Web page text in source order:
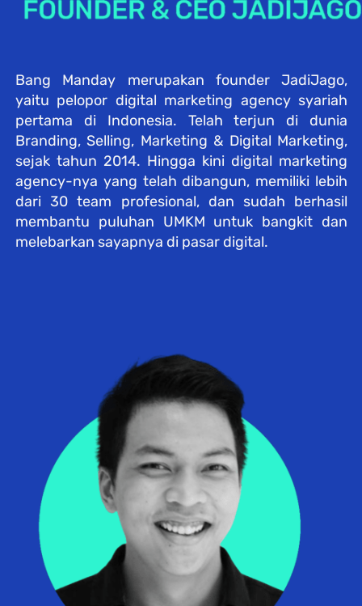
Bang Manday merupakan founder JadiJago,
yaitu pelopor digital marketing agency syariah
pertama di Indonesia. Telah terjun di dunia
Branding, Selling, Marketing & Digital Marketing,
sejak tahun 2014. Hingga kini digital marketing
agency-nya yang telah dibangun, memiliki lebih
dari 30 team profesional, dan sudah berhasil
membantu puluhan UMKM untuk bangkit dan
melebarkan sayapnya di pasar digital.